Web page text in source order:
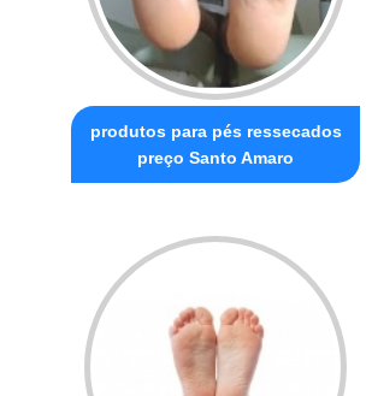
produtos para pés ressecados
preço Santo Amaro